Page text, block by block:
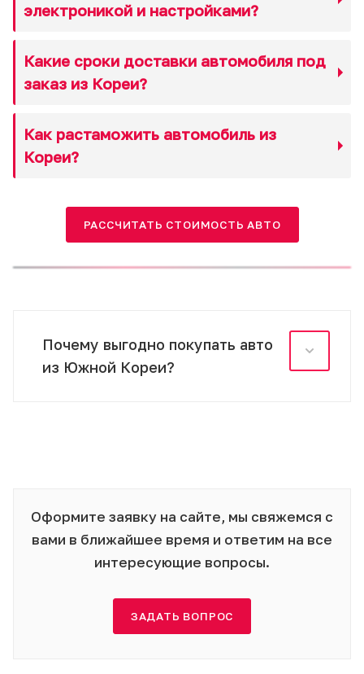
электроникой и настройками?
Какие сроки доставки автомобиля под
заказ из Кореи?
Как растаможить автомобиль из
Кореи?
РАССЧИТАТЬ СТОИМОСТЬ АВТО
Почему выгодно покупать авто
из Южной Кореи?
Оформите заявку на сайте, мы свяжемся с
вами в ближайшее время и ответим на все
интересующие вопросы.
ЗАДАТЬ ВОПРОС